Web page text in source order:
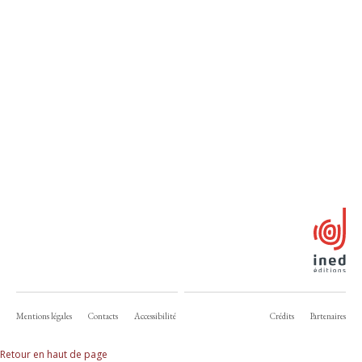
Mentions légales Contacts Accessibilité Crédits Partenaires
Retour en haut de page